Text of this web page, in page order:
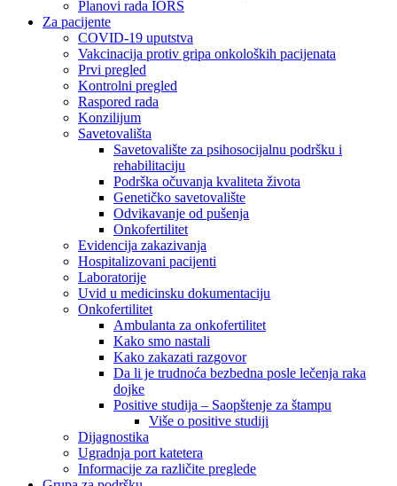
Planovi rada IORS
Za pacijente
COVID-19 uputstva
Vakcinacija protiv gripa onkoloških pacijenata
Prvi pregled
Kontrolni pregled
Raspored rada
Konzilijum
Savetovališta
Savetovalište za psihosocijalnu podršku i
rehabilitaciju
Podrška očuvanja kvaliteta života
Genetičko savetovalište
Odvikavanje od pušenja
Onkofertilitet
Evidencija zakazivanja
Hospitalizovani pacijenti
Laboratorije
Uvid u medicinsku dokumentaciju
Onkofertilitet
Ambulanta za onkofertilitet
Kako smo nastali
Kako zakazati razgovor
Da li je trudnoća bezbedna posle lečenja raka
dojke
Positive studija – Saopštenje za štampu
Više o positive studiji
Dijagnostika
Ugradnja port katetera
Informacije za različite preglede